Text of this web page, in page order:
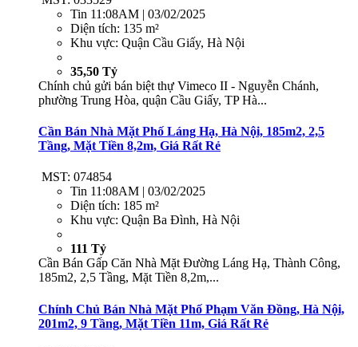
Tin 11:08AM | 03/02/2025
Diện tích: 135 m²
Khu vực: Quận Cầu Giấy, Hà Nội
35,50 Tỷ
Chính chủ gửi bán biệt thự Vimeco II - Nguyễn Chánh,
phường Trung Hòa, quận Cầu Giấy, TP Hà...
Cần Bán Nhà Mặt Phố Láng Hạ, Hà Nội, 185m2, 2,5
Tầng, Mặt Tiền 8,2m, Giá Rất Rẻ
MST: 074854
Tin 11:08AM | 03/02/2025
Diện tích: 185 m²
Khu vực: Quận Ba Đình, Hà Nội
111 Tỷ
Cần Bán Gấp Căn Nhà Mặt Đường Láng Hạ, Thành Công,
185m2, 2,5 Tầng, Mặt Tiền 8,2m,...
Chính Chủ Bán Nhà Mặt Phố Phạm Văn Đồng, Hà Nội,
201m2, 9 Tầng, Mặt Tiền 11m, Giá Rất Rẻ